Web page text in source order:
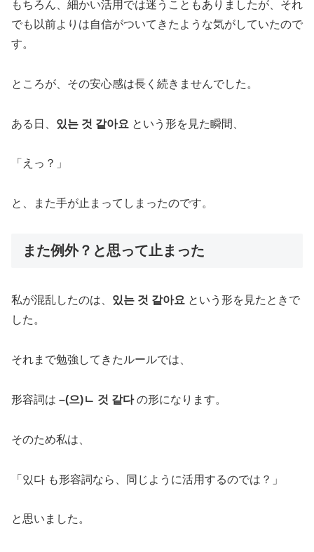
もちろん、細かい活用では迷うこともありましたが、それ
でも以前よりは自信がついてきたような気がしていたので
す。
ところが、その安心感は長く続きませんでした。
ある日、 있는 것 같아요 という形を見た瞬間、
「えっ？」
と、また手が止まってしまったのです。
また例外？と思って止まった
私が混乱したのは、 있는 것 같아요 という形を見たときで
した。
それまで勉強してきたルールでは、
形容詞は –(으)ㄴ 것 같다の形になります。
そのため私は、
「있다 も形容詞なら、同じように活用するのでは？」
と思いました。